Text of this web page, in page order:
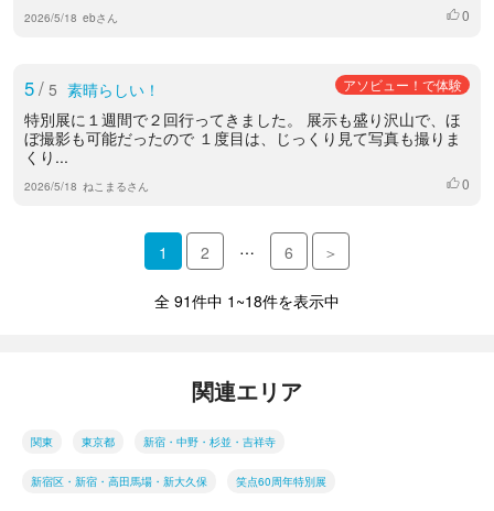
2026/5/18 ebさん いいね
0
5/ 5 素晴らしい！ アソビュー！で体験
特別展に１週間で２回行ってきました。 展示も盛り沢山で、ほ
ぼ撮影も可能だったので １度目は、じっくり見て写真も撮りま
くり...
2026/5/18 ねこまるさん いいね
0
1 2 … 6 ＞
全 91件中 1~18件を表示中
関連エリア
関東 東京都 新宿・中野・杉並・吉祥寺
新宿区・新宿・高田馬場・新大久保 笑点60周年特別展